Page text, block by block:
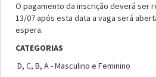
O pagamento da inscrição deverá ser
13/07 após esta data a vaga será
espera.
CATEGORIAS
D, C, B, A - Masculino e Feminino